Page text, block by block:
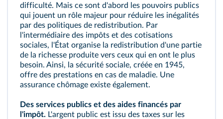
difficulté. Mais ce sont d'abord les pouvoirs publics
qui jouent un rôle majeur pour réduire les inégalités
par des politiques de redistribution. Par
l'intermédiaire des impôts et des cotisations
sociales, l'État organise la redistribution d'une partie
de la richesse produite vers ceux qui en ont le plus
besoin. Ainsi, la sécurité sociale, créée en 1945,
offre des prestations en cas de maladie. Une
assurance chômage existe également.
Des services publics et des aides financés par
l'impôt. L'argent public est issu des taxes sur les